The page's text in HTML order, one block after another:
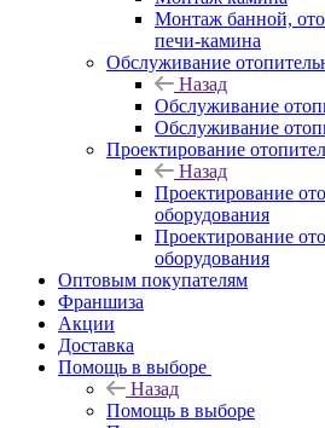
Монтаж банной,
печи-камина
Обслуживание
Назад
Обслуживание
Обслуживание
Проектирование
Назад
Проектирование
оборудования
Проектирование
оборудования
Оптовым покупателям
Франшиза
Акции
Доставка
Помощь в выборе
Назад
Помощь в выборе